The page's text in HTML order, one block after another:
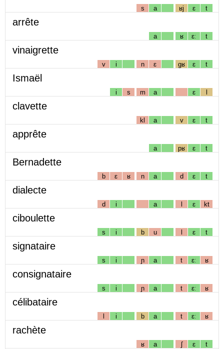
s a ʁj ɛ t
arrête
a ʁ ɛː t
vinaigrette
v i n ɛ gʁ ɛ t
Ismaël
i s m a ɛ l
clavette
kl a v ɛ t
apprête
a pʁ ɛ t
Bernadette
b ɛ ʁ n a d ɛ t
dialecte
d i a l ɛ kt
ciboulette
s i b u l ɛ t
signataire
s i ɲ a t ɛː ʁ
consignataire
s i ɲ a t ɛː ʁ
célibataire
l i b a t ɛː ʁ
rachète
ʁ a ʃ ɛ t